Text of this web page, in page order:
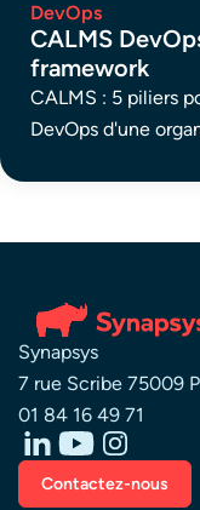
DevOps
CALMS
framework
CALMS : 5 piliers
DevOps d'une
Synapsys
7 rue Scribe 75009
01 84 16 49 71
Contactez-nous